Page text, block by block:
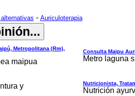
- Auriculoterapia
Metropolitana (rm),
maipua
Consulta Maipu
Metro laguna
y
Nutricionista,
Nutrición